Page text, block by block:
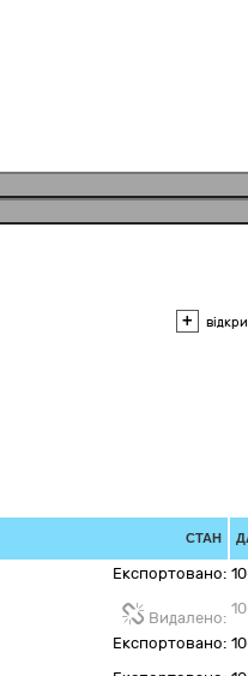
+
СТАН
Експортовано:
Видалено:
Експортовано: